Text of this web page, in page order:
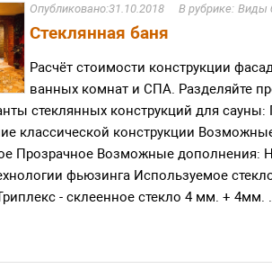
31.10.2018 Виды
Стеклянная баня
Расчёт стоимости конструкции
ванных комнат и СПА. Разделяйте
стеклянных конструкций для
классической конструкции
Прозрачное Возможные дополнения:
фьюзинга Используемое
- склеенное стекло 4 мм. + 4мм.